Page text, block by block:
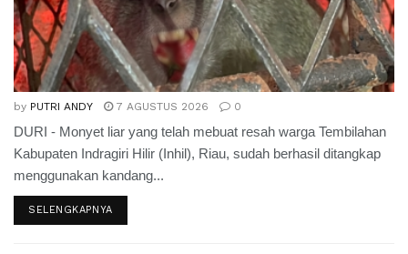
by PUTRI ANDY 7 AGUSTUS 2026 0
DURI - Monyet liar yang telah mebuat resah warga Tembilahan
Kabupaten Indragiri Hilir (Inhil), Riau, sudah berhasil ditangkap
menggunakan kandang...
SELENGKAPNYA